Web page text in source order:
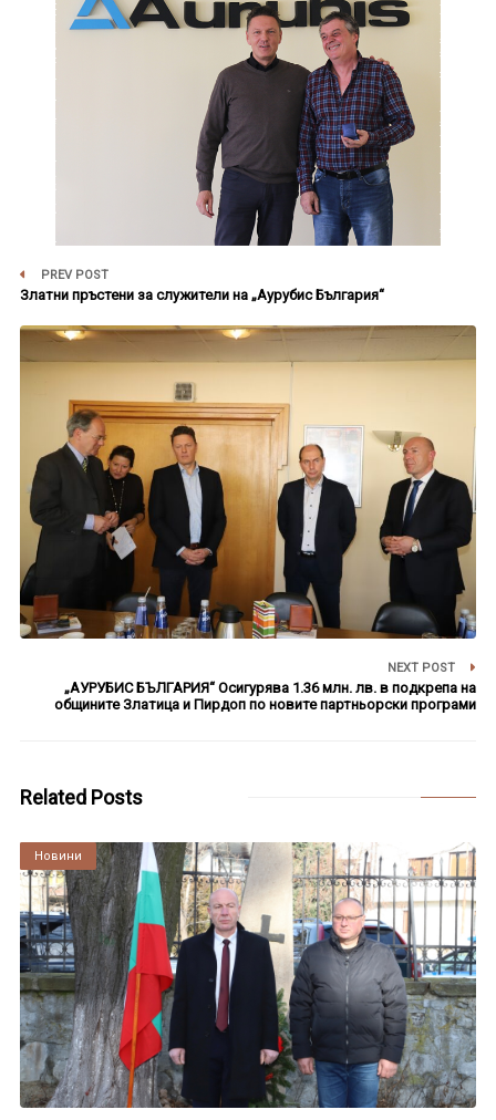
PREV POST
Златни пръстени за служители на „Аурубис България“
NEXT POST
„АУРУБИС БЪЛГАРИЯ“ Осигурява 1.36 млн. лв. в подкрепа на
общините Златица и Пирдоп по новите партньорски програми
Related Posts
Култура
Новини